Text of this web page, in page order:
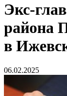
Экс-
района
в
06.02.2025